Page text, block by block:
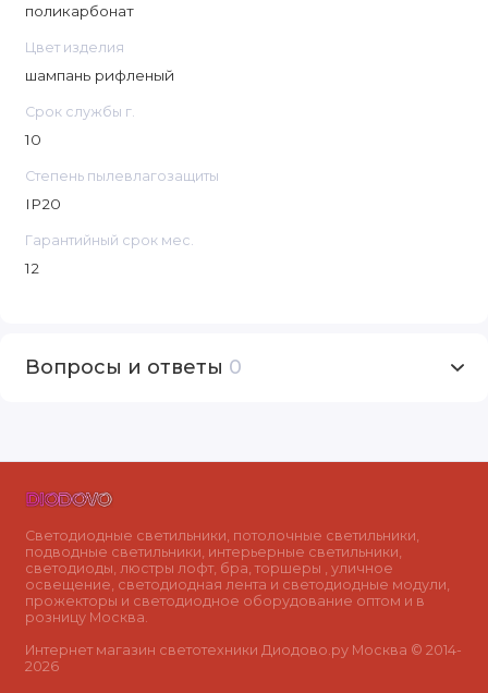
поликарбонат
Цвет изделия
шампань рифленый
Срок службы г.
10
Степень пылевлагозащиты
IP20
Гарантийный срок мес.
12
Вопросы и ответы 0
Светодиодные светильники, потолочные светильники,
подводные светильники, интерьерные светильники,
светодиоды, люстры лофт, бра, торшеры , уличное
освещение, светодиодная лента и светодиодные модули,
прожекторы и светодиодное оборудование оптом и в
розницу Москва.
Интернет магазин светотехники Диодово.ру Москва © 2014-
2026